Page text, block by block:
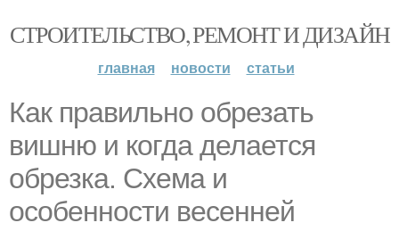
СТРОИТЕЛЬСТВО, РЕМОНТ И ДИЗАЙН
главная новости статьи
Как правильно обрезать
вишню и когда делается
обрезка. Схема и
особенности весенней